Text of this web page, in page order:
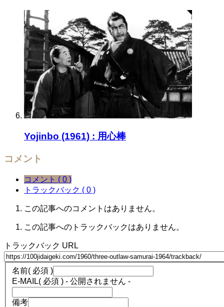
Yojinbo (1961) : 用心棒
コメント
コメント ( 0 )
トラックバック ( 0 )
この記事へのコメントはありません。
この記事へのトラックバックはありません。
トラックバック URL
名前( 必須 )
E-MAIL( 必須 ) - 公開されません -
備考